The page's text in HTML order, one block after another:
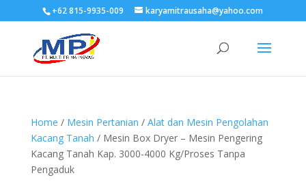
+62 815-9935-009 karyamitrausaha@yahoo.com
Home / Mesin Pertanian / Alat dan Mesin Pengolahan
Kacang Tanah / Mesin Box Dryer – Mesin Pengering
Kacang Tanah Kap. 3000-4000 Kg/Proses Tanpa
Pengaduk